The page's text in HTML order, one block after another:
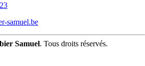
samuel.be
Samuel. Tous droits réservés.